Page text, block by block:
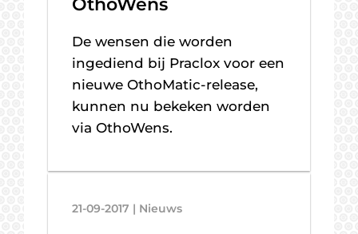
OthoWens
De wensen die worden
ingediend bij Praclox voor een
nieuwe OthoMatic-release,
kunnen nu bekeken worden
via OthoWens.
21-09-2017 | Nieuws